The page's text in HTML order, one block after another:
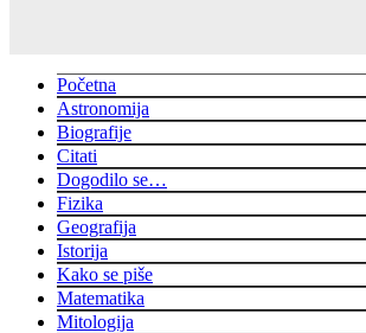
Početna
Astronomija
Biografije
Citati
Dogodilo se…
Fizika
Geografija
Istorija
Kako se piše
Matematika
Mitologija